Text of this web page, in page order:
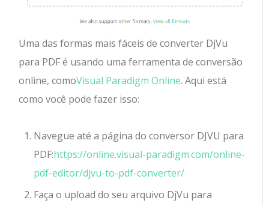
Uma das formas mais fáceis de converter DjVu
para PDF é usando uma ferramenta de conversão
online, comoVisual Paradigm Online. Aqui está
como você pode fazer isso:
Navegue até a página do conversor DJVU para
PDF:https://online.visual-paradigm.com/online-
pdf-editor/djvu-to-pdf-converter/
Faça o upload do seu arquivo DjVu para